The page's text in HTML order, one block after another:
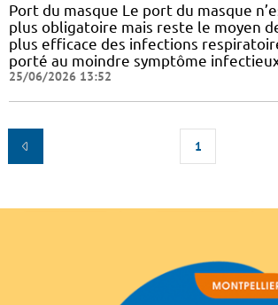
Port du masque Le port du masque
plus obligatoire mais reste le moyen
plus efficace des infections
porté au moindre symptôme
25/06/2026 13:52
1